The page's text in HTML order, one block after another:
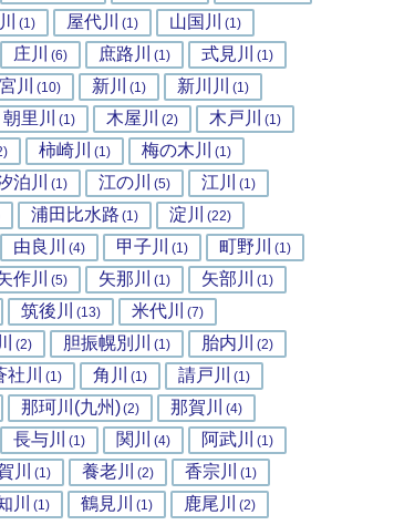
(1) 屋代川 (1) 山国川 (1)
庄川 (6) 庶路川 (1) 式見川 (1)
川 (10) 新川 (1) 新川川 (1)
朝里川 (1) 木屋川 (2) 木戸川 (1)
柿崎川 (1) 梅の木川 (1)
泊川 (1) 江の川 (5) 江川 (1)
浦田比水路 (1) 淀川 (22)
由良川 (4) 甲子川 (1) 町野川 (1)
作川 (5) 矢那川 (1) 矢部川 (1)
筑後川 (13) 米代川 (7)
(2) 胆振幌別川 (1) 胎内川 (2)
社川 (1) 角川 (1) 請戸川 (1)
那珂川(九州)(2) 那賀川 (4)
長与川 (1) 関川 (4) 阿武川 (1)
川 (1) 養老川 (2) 香宗川 (1)
川 (1) 鶴見川 (1) 鹿尾川 (2)